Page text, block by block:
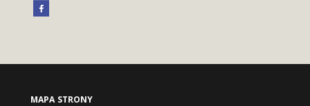
MAPA STRONY